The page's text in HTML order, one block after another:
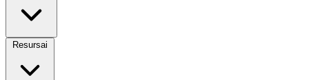
Resursai